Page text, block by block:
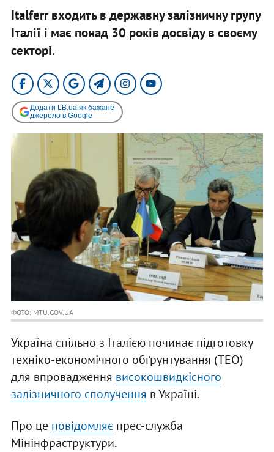
Italferr входить в державну залізничну групу
Італії і має понад 30 років досвіду в своєму
секторі.
Додати LB.ua як бажане
джерело в Google
ФОТО: MTU.GOV.UA
Україна спільно з Італією починає підготовку
техніко-економічного обґрунтування (ТЕО)
для впровадження високошвидкісного
залізничного сполучення в Україні.
Про це повідомляєпрес-служба
Мінінфраструктури.